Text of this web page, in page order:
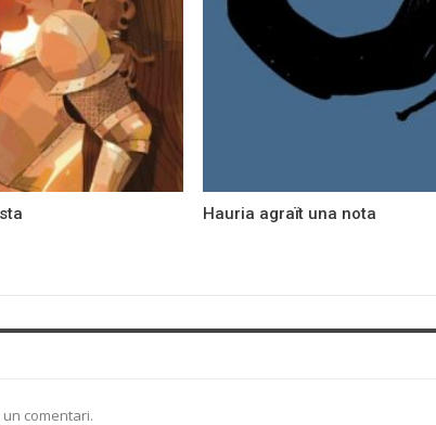
Hauria agraït una nota
comentari.